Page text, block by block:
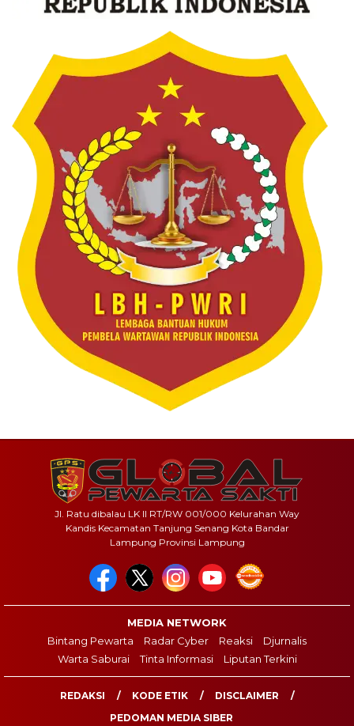
Jl. Ratu dibalau LK II RT/RW 001/000 Kelurahan Way
Kandis Kecamatan Tanjung Senang Kota Bandar
Lampung Provinsi Lampung
MEDIA NETWORK
Bintang Pewarta
Radar Cyber Reaksi
Djurnalis
Warta Saburai
Tinta Informasi Liputan Terkini
REDAKSI KODE ETIK
DISCLAIMER
PEDOMAN MEDIA SIBER